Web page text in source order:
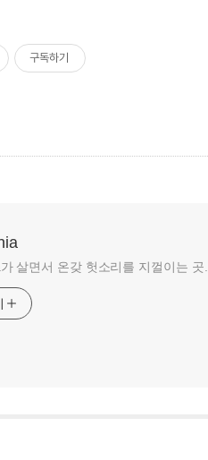
구독하기
살면서 온갖 헛소리를 지껄이는 곳